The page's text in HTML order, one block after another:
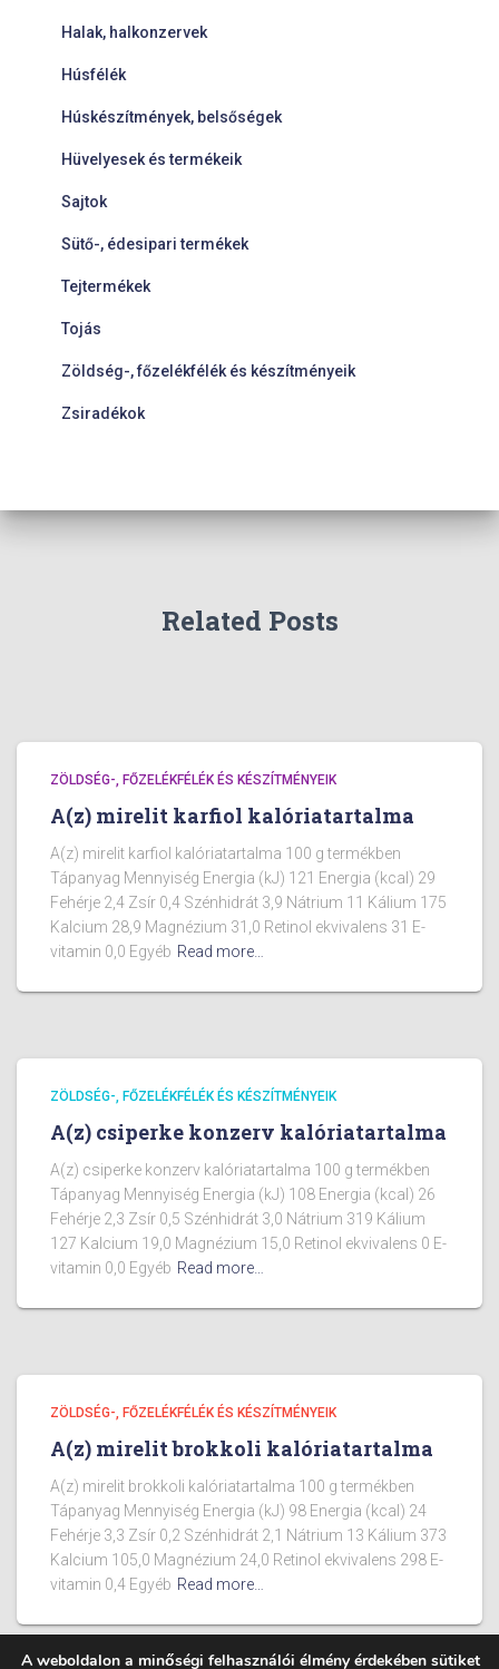
Halak, halkonzervek
Húsfélék
Húskészítmények, belsőségek
Hüvelyesek és termékeik
Sajtok
Sütő-, édesipari termékek
Tejtermékek
Tojás
Zöldség-, főzelékfélék és készítményeik
Zsiradékok
Related Posts
ZÖLDSÉG-, FŐZELÉKFÉLÉK ÉS KÉSZÍTMÉNYEIK
A(z) mirelit karfiol kalóriatartalma
A(z) mirelit karfiol kalóriatartalma 100 g termékben
Tápanyag Mennyiség Energia (kJ) 121 Energia (kcal) 29
Fehérje 2,4 Zsír 0,4 Szénhidrát 3,9 Nátrium 11 Kálium 175
Kalcium 28,9 Magnézium 31,0 Retinol ekvivalens 31 E-
vitamin 0,0 Egyéb Read more…
ZÖLDSÉG-, FŐZELÉKFÉLÉK ÉS KÉSZÍTMÉNYEIK
A(z) csiperke konzerv kalóriatartalma
A(z) csiperke konzerv kalóriatartalma 100 g termékben
Tápanyag Mennyiség Energia (kJ) 108 Energia (kcal) 26
Fehérje 2,3 Zsír 0,5 Szénhidrát 3,0 Nátrium 319 Kálium
127 Kalcium 19,0 Magnézium 15,0 Retinol ekvivalens 0 E-
vitamin 0,0 Egyéb Read more…
ZÖLDSÉG-, FŐZELÉKFÉLÉK ÉS KÉSZÍTMÉNYEIK
A(z) mirelit brokkoli kalóriatartalma
A(z) mirelit brokkoli kalóriatartalma 100 g termékben
Tápanyag Mennyiség Energia (kJ) 98 Energia (kcal) 24
Fehérje 3,3 Zsír 0,2 Szénhidrát 2,1 Nátrium 13 Kálium 373
Kalcium 105,0 Magnézium 24,0 Retinol ekvivalens 298 E-
vitamin 0,4 Egyéb Read more…
A weboldalon a minőségi felhasználói élmény érdekében sütiket